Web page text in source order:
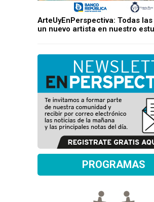
ArteUyEnPerspectiva: Todas
un nuevo artista en nuestro
PROGRAMAS